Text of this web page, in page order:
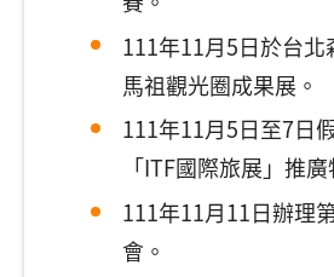
111年11月5日於台
馬祖觀光圈成果展。
111年11月5日至7日
「ITF國際旅展」推
111年11月11日辦理
會。